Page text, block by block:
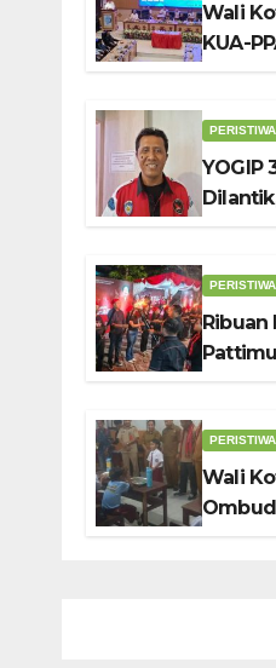
Wali
KUA-
PERISTIWA
YOGIP
PERISTIWA
Ribuan
PERISTIWA
Wali